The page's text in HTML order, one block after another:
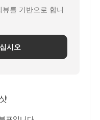
를 기반으로 합니
시오